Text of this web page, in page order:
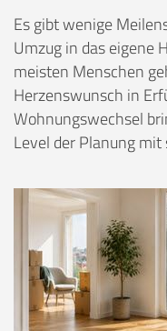
Es gibt wenige
Umzug in das eigene
meisten Menschen
Herzenswunsch in
Wohnungswechsel
Level der Planung mit